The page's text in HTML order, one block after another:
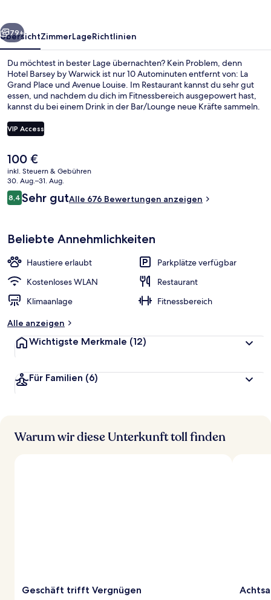
Weiter
79+
ÜbersichtZimmerLageRichtlinien
Du möchtest in bester Lage übernachten? Kein Problem, denn
Hotel Barsey by Warwick ist nur 10 Autominuten entfernt von: La
Grand Place und Avenue Louise. Im Restaurant kannst du sehr gut
essen, und nachdem du dich im Fitnessbereich ausgepowert hast,
kannst du bei einem Drink in der Bar/Lounge neue Kräfte sammeln.
gehören eine Snackbar, eine Terrasse und ein Garten. Andere
Reisende lieben das hilfsbereite Personal. Die öffentlichen
Straßenbahnhaltestelle Abbaye sind es nur wenige Schritte und zur
Straßenbahnhaltestelle Vleurgat 5 Minuten.
VIP Access
Der
aktuelle
Preis
beträgt
100 €.
100 €
inkl. Steuern & Gebühren
30. Aug.–31. Aug.
Bewertungen
8,48,4 von 10.
Sehr gutAlle 676 Bewertungen anzeigen
Beliebte Annehmlichkeiten
Haustiere erlaubt
Parkplätze verfügbar
Kostenloses WLAN
Restaurant
Klimaanlage
Fitnessbereich
Alle anzeigen
Wichtigste Merkmale (12)
Für Familien (6)
Warum wir diese Unterkunft toll finden
Geschäft trifft Vergnügen